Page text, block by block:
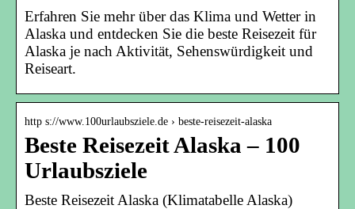
Erfahren Sie mehr über das Klima und Wetter in
Alaska und entdecken Sie die beste Reisezeit für
Alaska je nach Aktivität, Sehenswürdigkeit und
Reiseart.
http s://www.100urlaubsziele.de › beste-reisezeit-alaska
Beste Reisezeit Alaska – 100
Urlaubsziele
Beste Reisezeit Alaska (Klimatabelle Alaska)